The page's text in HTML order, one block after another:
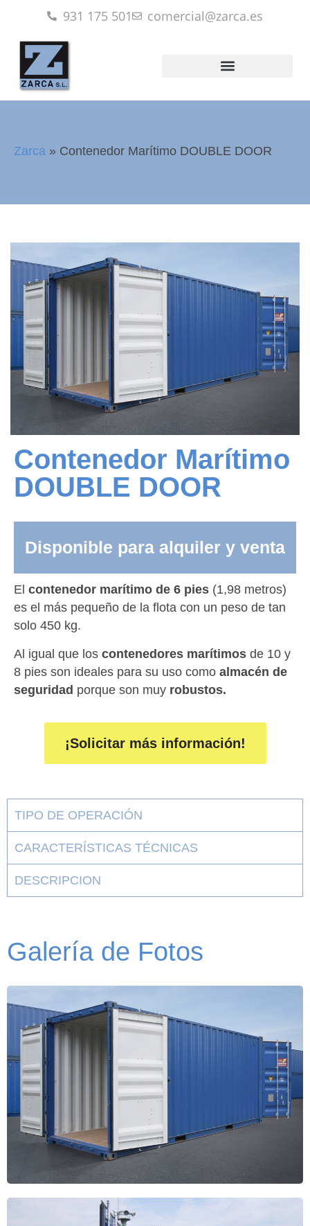
931 175 501 comercial@zarca.es
Zarca » Contenedor Marítimo DOUBLE DOOR
Contenedor Marítimo
DOUBLE DOOR
Disponible para alquiler y venta
El contenedor marítimo de 6 pies (1,98 metros)
es el más pequeño de la flota con un peso de tan
solo 450 kg.
Al igual que los contenedores marítimos de 10 y
8 pies son ideales para su uso como almacén de
seguridad porque son muy robustos.
¡Solicitar más información!
TIPO DE OPERACIÓN
CARACTERÍSTICAS TÉCNICAS
DESCRIPCION
Galería de Fotos